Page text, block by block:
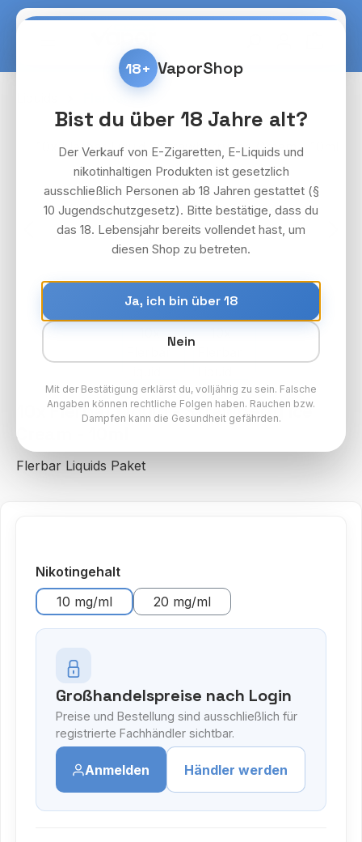
Zum Hauptinhalt springen
Bildergalerie überspringen
10x Flerbar Liquid - Strawberry Ice
Cream - 10ml
Flerbar Liquids Paket
Nikotingehaltauswählen
10 mg/ml
20 mg/ml
Großhandelspreise nach Login
Preise und Bestellung sind ausschließlich für
registrierte Fachhändler sichtbar.
Anmelden Händler werden
18+ VaporShop
Bist du über 18 Jahre alt?
Der Verkauf von E-Zigaretten, E-Liquids und
nikotinhaltigen Produkten ist gesetzlich
ausschließlich Personen ab 18 Jahren gestattet (§
10 Jugendschutzgesetz). Bitte bestätige, dass du
das 18. Lebensjahr bereits vollendet hast, um
diesen Shop zu betreten.
Ja, ich bin über 18
Nein
Mit der Bestätigung erklärst du, volljährig zu sein. Falsche
Angaben können rechtliche Folgen haben. Rauchen bzw.
Dampfen kann die Gesundheit gefährden.